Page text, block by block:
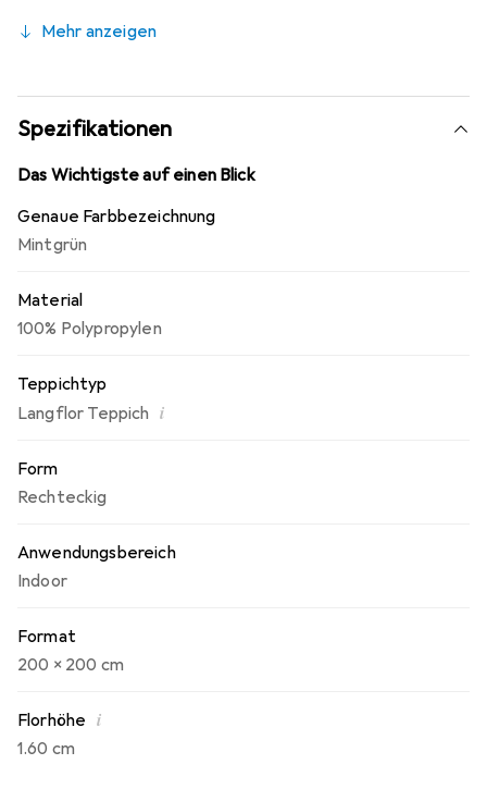
schadstoffgeprüft und umweltfreundlich.
Mehr anzeigen
Spezifikationen
Das Wichtigste auf einen Blick
Genaue Farbbezeichnung
Mintgrün
Material
100% Polypropylen
Teppichtyp
Langflor Teppich i
Form
Rechteckig
Anwendungsbereich
Indoor
Format
200 x 200 cm
Florhöhe i
1.60 cm